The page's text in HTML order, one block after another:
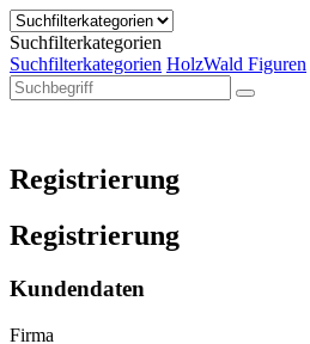
Suchfilterkategorien
Suchfilterkategorien HolzWald Figuren
Registrierung
Registrierung
Kundendaten
Firma